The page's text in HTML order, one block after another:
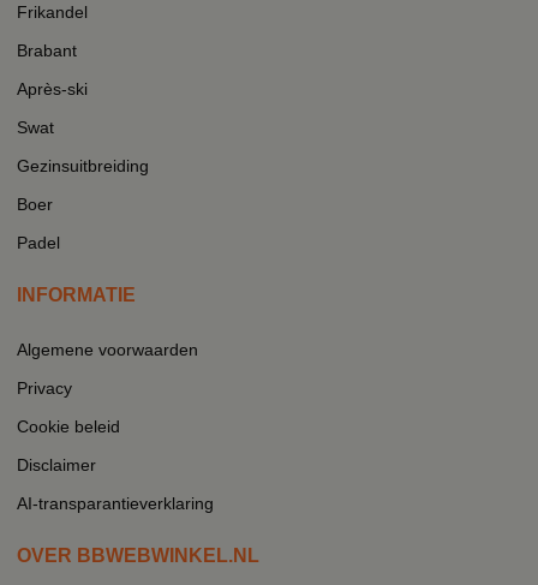
Frikandel
Brabant
Après-ski
Swat
Gezinsuitbreiding
Boer
Padel
INFORMATIE
Algemene voorwaarden
Privacy
Cookie beleid
Disclaimer
AI-transparantieverklaring
OVER BBWEBWINKEL.NL